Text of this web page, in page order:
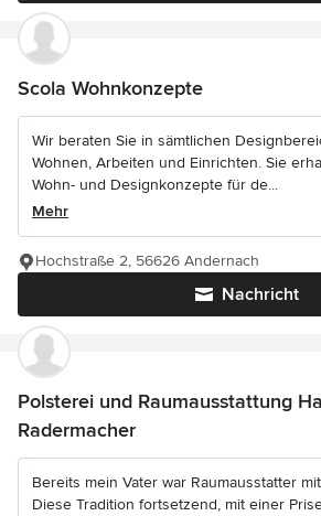
Scola Wohnkonzepte
Wir beraten Sie in sämtlichen
Wohnen, Arbeiten und Einrichten. Sie
Wohn- und Designkonzepte für de...
Mehr
Nachricht
Hochstraße 2, 56626 Andernach
Polsterei und Raumausstattung
Radermacher
Bereits mein Vater war Raumausstatter
Diese Tradition fortsetzend, mit einer